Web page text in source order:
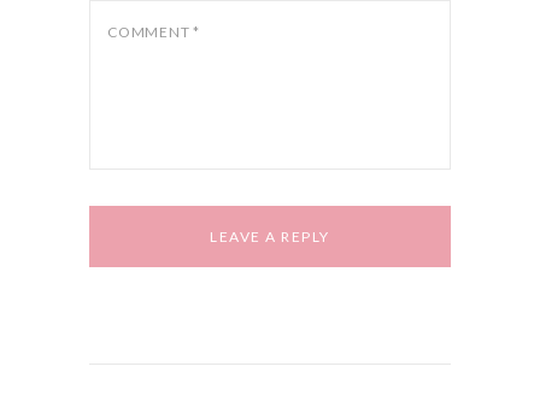
COMMENT *